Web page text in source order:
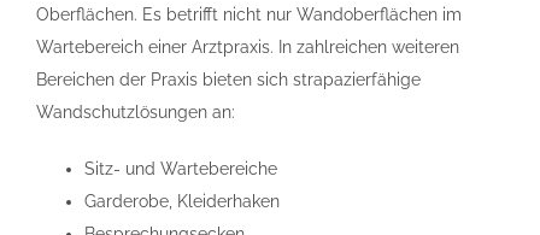
Oberflächen. Es betrifft nicht nur Wandoberflächen im
Wartebereich einer Arztpraxis. In zahlreichen weiteren
Bereichen der Praxis bieten sich strapazierfähige
Wandschutzlösungen an:
Sitz- und Wartebereiche
Garderobe, Kleiderhaken